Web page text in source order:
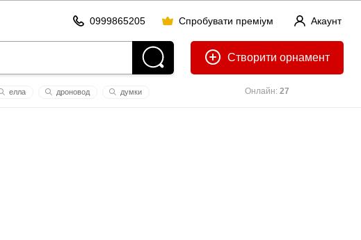
Акаунт
0999865205 Спробувати преміум
Створити
Онлайн: 27
eлла дроновод
думки